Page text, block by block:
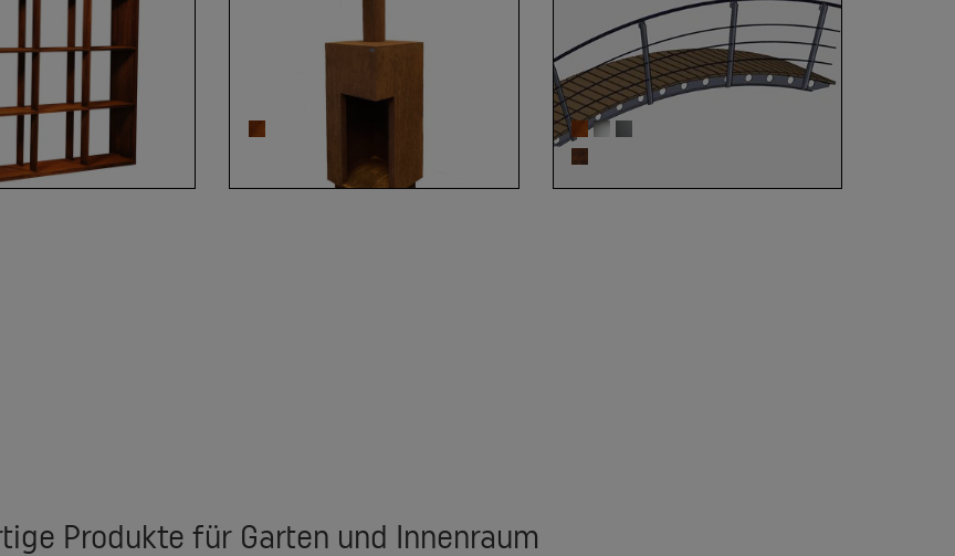
1083 Cortenstahl
Terrassen Ofen 1098-CS-
Teichbrücke 109823 aus
Cortenstahl
Produkte für Garten und Innenraum